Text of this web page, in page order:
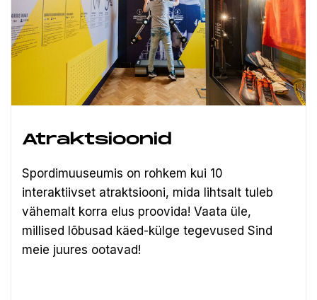
Atraktsioonid
Spordimuuseumis on rohkem kui 10
interaktiivset atraktsiooni, mida lihtsalt tuleb
vähemalt korra elus proovida! Vaata üle,
millised lõbusad käed-külge tegevused Sind
meie juures ootavad!